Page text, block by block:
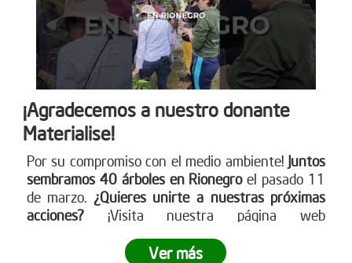
¡Agradecemos a nuestro donante
Materialise!
Por su compromiso con el medio ambiente! Juntos
sembramos 40 árboles en Rionegroel pasado 11
de marzo. ¿Quieres unirte a nuestras próximas
acciones?¡Visita nuestra página web
Ver más